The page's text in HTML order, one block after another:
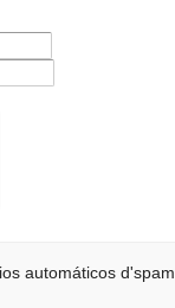
automáticos d'spam.